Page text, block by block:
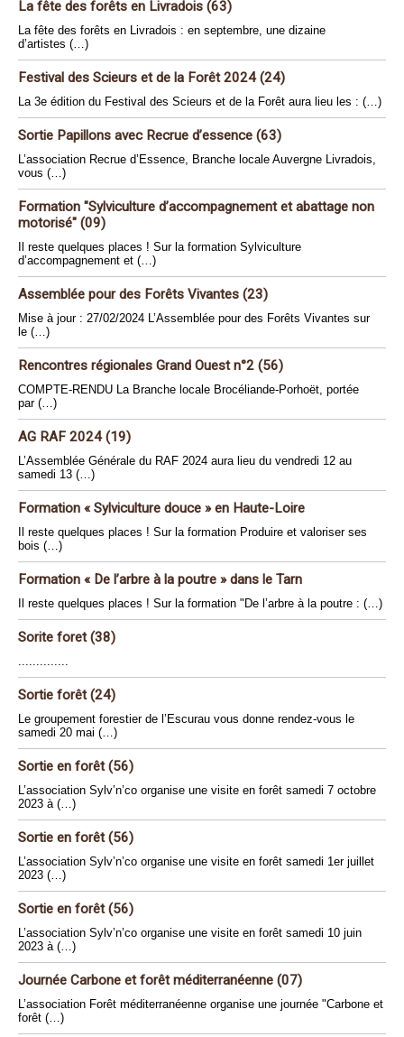
La fête des forêts en Livradois (63)
La fête des forêts en Livradois : en septembre, une dizaine
d’artistes (…)
Festival des Scieurs et de la Forêt 2024 (24)
La 3e édition du Festival des Scieurs et de la Forêt aura lieu les : (…)
Sortie Papillons avec Recrue d’essence (63)
L’association Recrue d’Essence, Branche locale Auvergne Livradois,
vous (…)
Formation "Sylviculture d’accompagnement et abattage non
motorisé" (09)
Il reste quelques places ! Sur la formation Sylviculture
d’accompagnement et (…)
Assemblée pour des Forêts Vivantes (23)
Mise à jour : 27/02/2024 L’Assemblée pour des Forêts Vivantes sur
le (…)
Rencontres régionales Grand Ouest n°2 (56)
COMPTE-RENDU La Branche locale Brocéliande-Porhoët, portée
par (…)
AG RAF 2024 (19)
L’Assemblée Générale du RAF 2024 aura lieu du vendredi 12 au
samedi 13 (…)
Formation « Sylviculture douce » en Haute-Loire
Il reste quelques places ! Sur la formation Produire et valoriser ses
bois (…)
Formation « De l’arbre à la poutre » dans le Tarn
Il reste quelques places ! Sur la formation "De l’arbre à la poutre : (…)
Sorite foret (38)
..............
Sortie forêt (24)
Le groupement forestier de l’Escurau vous donne rendez-vous le
samedi 20 mai (…)
Sortie en forêt (56)
L’association Sylv’n’co organise une visite en forêt samedi 7 octobre
2023 à (…)
Sortie en forêt (56)
L’association Sylv’n’co organise une visite en forêt samedi 1er juillet
2023 (…)
Sortie en forêt (56)
L’association Sylv’n’co organise une visite en forêt samedi 10 juin
2023 à (…)
Journée Carbone et forêt méditerranéenne (07)
L’association Forêt méditerranéenne organise une journée "Carbone et
forêt (…)